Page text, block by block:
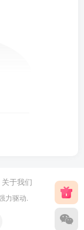
关于我们
力驱动.